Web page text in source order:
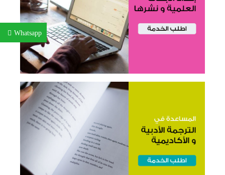
Whatsapp